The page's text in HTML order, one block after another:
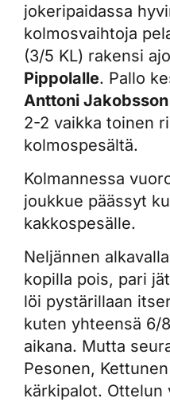
jokeripaidassa
kolmosvaihtoja
(3/5 KL) rakensi
Pippolalle. Pallo
Anttoni Jakobsson
2-2 vaikka toinen
kolmospesältä.
Kolmannessa
joukkue päässyt
kakkospesälle.
Neljännen
kopilla pois, pari
löi pystärillaan
kuten yhteensä 6/
aikana. Mutta
Pesonen,
kärkipalot. Ottelun